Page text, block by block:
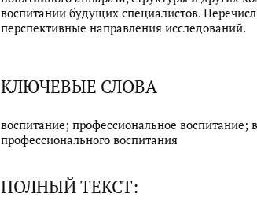
воспитании будущих специалистов.
перспективные направления исследований.
КЛЮЧЕВЫЕ СЛОВА
воспитание; профессиональное воспитание;
профессионального воспитания
ПОЛНЫЙ ТЕКСТ: